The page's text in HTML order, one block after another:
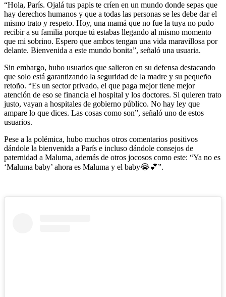
“Hola, París. Ojalá tus papis te críen en un mundo donde sepas que
hay derechos humanos y que a todas las personas se les debe dar el
mismo trato y respeto. Hoy, una mamá que no fue la tuya no pudo
recibir a su familia porque tú estabas llegando al mismo momento
que mi sobrino. Espero que ambos tengan una vida maravillosa por
delante. Bienvenida a este mundo bonita”, señaló una usuaria.
Sin embargo, hubo usuarios que salieron en su defensa destacando
que solo está garantizando la seguridad de la madre y su pequeño
retoño. “Es un sector privado, el que paga mejor tiene mejor
atención de eso se financia el hospital y los doctores. Si quieren trato
justo, vayan a hospitales de gobierno público. No hay ley que
ampare lo que dices. Las cosas como son”, señaló uno de estos
usuarios.
Pese a la polémica, hubo muchos otros comentarios positivos
dándole la bienvenida a París e incluso dándole consejos de
paternidad a Maluma, además de otros jocosos como este: “Ya no es
‘Maluma baby’ ahora es Maluma y el baby😭💕”.